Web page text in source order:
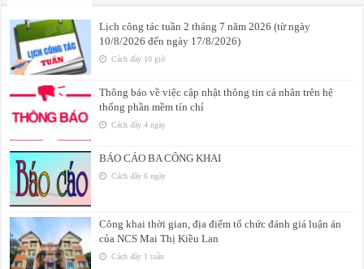
Lịch công tác tuần 2 tháng 7 năm 2026 (từ ngày
10/8/2026 đến ngày 17/8/2026)
Cách đây 10 giờ
Thông báo về việc cập nhật thông tin cá nhân trên hệ
thống phần mềm tín chỉ
Cách đây 4 ngày
BÁO CÁO BA CÔNG KHAI
Cách đây 6 ngày
Công khai thời gian, địa điểm tổ chức đánh giá luận án
của NCS Mai Thị Kiều Lan
Cách đây 1 tuần